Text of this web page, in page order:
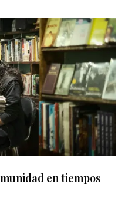
en tiempos